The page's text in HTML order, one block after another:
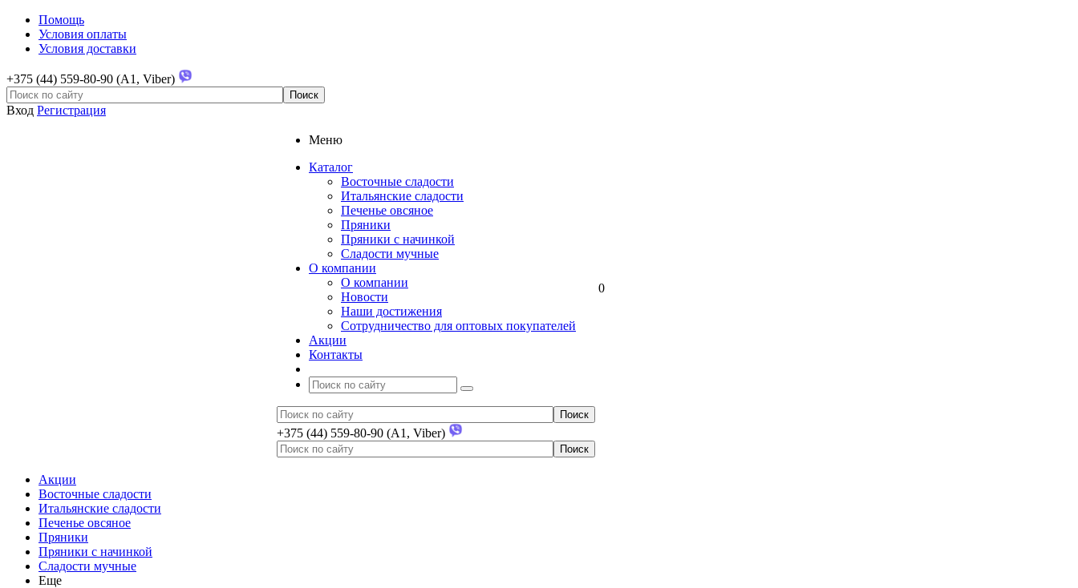
Помощь
Условия оплаты
Условия доставки
+375 (44) 559-80-90 (A1, Viber)
Вход Регистрация
Меню
Каталог
Восточные сладости
Итальянские сладости
Печенье овсяное
Пряники
Пряники с начинкой
Сладости мучные
О компании
О компании
Новости
Наши достижения
Сотрудничество для оптовых покупателей
Акции
Контакты
+375 (44) 559-80-90 (A1, Viber)
0
Акции
Восточные сладости
Итальянские сладости
Печенье овсяное
Пряники
Пряники с начинкой
Сладости мучные
Еще